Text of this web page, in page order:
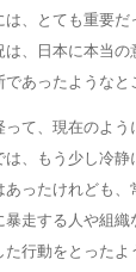
、とても重要だ
、日本に本当の
あったようなと
て、現在のよう
、もう少し冷静
ったけれども、
走する人や組織
行動をとった